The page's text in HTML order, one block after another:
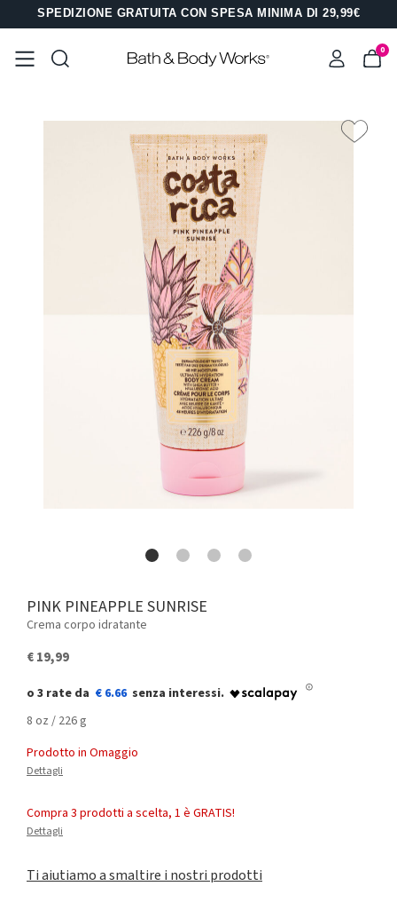
SPEDIZIONE GRATUITA CON SPESA MINIMA DI 29,99€
0
PINK PINEAPPLE SUNRISE
Crema corpo idratante
€ 19,99
€ 6.66
8 oz / 226 g
Prodotto in Omaggio
Dettagli
Compra 3 prodotti a scelta, 1 è GRATIS!
Dettagli
Ti aiutiamo a smaltire i nostri prodotti